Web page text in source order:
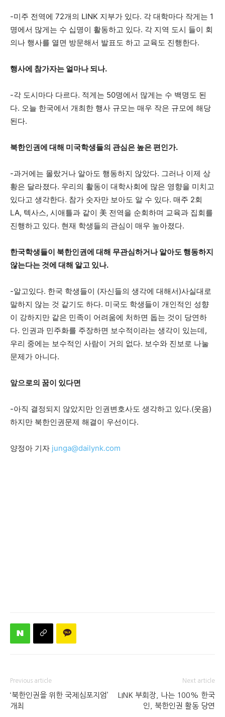
-미주 전역에 72개의 LINK 지부가 있다. 각 대학마다 작게는 1
명에서 많게는 수 십명이 활동하고 있다. 각 지역 도시 들이 회
의나 행사를 열면 방문해서 발표도 하고 교육도 진행한다.
행사에 참가자는 얼마나 되나.
-각 도시마다 다르다. 적게는 50명에서 많게는 수 백명도 된
다. 오늘 한국에서 개최한 행사 규모는 매우 작은 규모에 해당
된다.
북한인권에 대해 미국학생들의 관심은 높은 편인가.
-과거에는 몰랐거나 알아도 행동하지 않았다. 그러나 이제 상
황은 달라졌다. 우리의 활동이 대학사회에 많은 영향을 미치고
있다고 생각한다. 참가 숫자만 보아도 알 수 있다. 매주 2회
LA, 텍사스, 시애틀과 같이 美 전역을 순회하며 교육과 집회를
진행하고 있다. 현재 학생들의 관심이 매우 높아졌다.
한국학생들이 북한인권에 대해 무관심하거나 알아도 행동하지
않는다는 것에 대해 알고 있나.
-알고있다. 한국 학생들이 (자신들의 생각에 대해서)사실대로
말하지 않는 것 같기도 하다. 미국도 학생들이 개인적인 성향
이 강하지만 같은 민족이 어려움에 처하면 돕는 것이 당연하
다. 인권과 민주화를 주장하면 보수적이라는 생각이 있는데,
우리 중에는 보수적인 사람이 거의 없다. 보수와 진보로 나눌
문제가 아니다.
앞으로의 꿈이 있다면
-아직 결정되지 않았지만 인권변호사도 생각하고 있다.(웃음)
하지만 북한인권문제 해결이 우선이다.
양정아 기자 junga@dailynk.com
Previous article
‘북한인권을 위한 국제심포지엄’
개최
Next article
LINK 부회장, 나는 100% 한국
인, 북한인권 활동 당연